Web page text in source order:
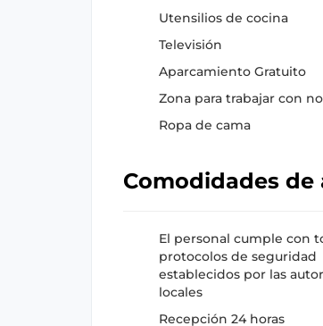
Utensilios de cocina
Televisión
Aparcamiento Gratuito
Zona para trabajar con
Ropa de cama
Comodidades de
El personal cumple con
protocolos de seguridad
establecidos por las
locales
Recepción 24 horas